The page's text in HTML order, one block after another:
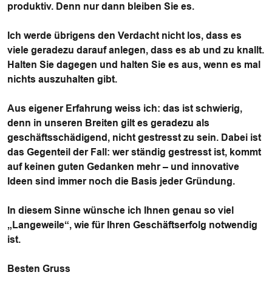
produktiv. Denn nur dann bleiben Sie es.
Ich werde übrigens den Verdacht nicht los, dass es
viele geradezu darauf anlegen, dass es ab und zu knallt.
Halten Sie dagegen und halten Sie es aus, wenn es mal
nichts auszuhalten gibt.
Aus eigener Erfahrung weiss ich: das ist schwierig,
denn in unseren Breiten gilt es geradezu als
geschäftsschädigend, nicht gestresst zu sein. Dabei ist
das Gegenteil der Fall: wer ständig gestresst ist, kommt
auf keinen guten Gedanken mehr – und innovative
Ideen sind immer noch die Basis jeder Gründung.
In diesem Sinne wünsche ich Ihnen genau so viel
„Langeweile“, wie für Ihren Geschäftserfolg notwendig
ist.
Besten Gruss